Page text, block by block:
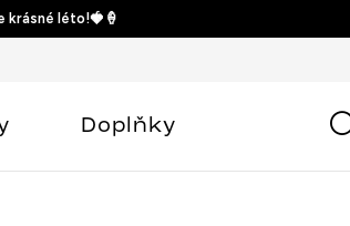
krásné léto!🍓🍦
údajů
Doplňky